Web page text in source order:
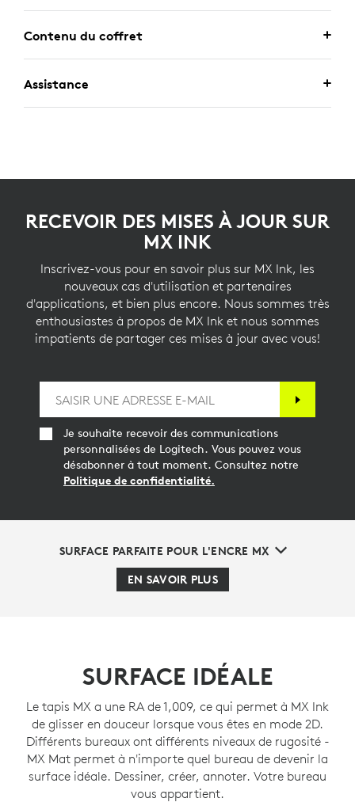
Contenu du coffret
Assistance
RECEVOIR DES MISES À JOUR SUR
MX INK
Inscrivez-vous pour en savoir plus sur MX Ink, les
nouveaux cas d'utilisation et partenaires
d'applications, et bien plus encore. Nous sommes très
enthousiastes à propos de MX Ink et nous sommes
impatients de partager ces mises à jour avec vous!
Je souhaite recevoir des communications
personnalisées de Logitech. Vous pouvez vous
désabonner à tout moment. Consultez notre
Politique de confidentialité.
SURFACE PARFAITE POUR L'ENCRE MX
EN SAVOIR PLUS
SURFACE IDÉALE
Le tapis MX a une RA de 1,009, ce qui permet à MX Ink
de glisser en douceur lorsque vous êtes en mode 2D.
Différents bureaux ont différents niveaux de rugosité -
MX Mat permet à n'importe quel bureau de devenir la
surface idéale. Dessiner, créer, annoter. Votre bureau
vous appartient.